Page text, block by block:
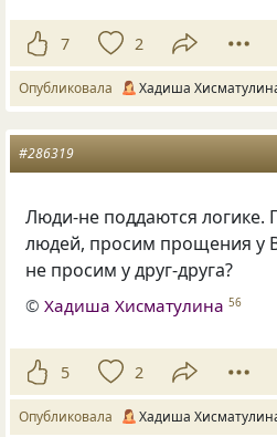
7 2
Опубликовала Хадиша
#286319
Люди-не поддаются
людей, просим прощения у
не просим у друг-друга?
©Хадиша Хисматулина 56
5 2
Опубликовала Хадиша